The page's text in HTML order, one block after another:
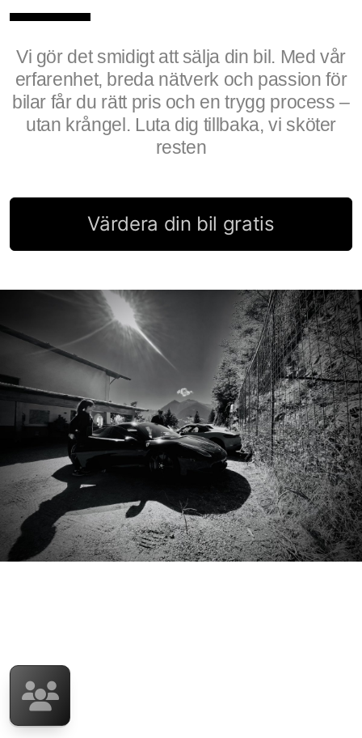
Vi gör det smidigt att sälja din bil. Med vår
erfarenhet, breda nätverk och passion för
bilar får du rätt pris och en trygg process –
utan krångel. Luta dig tillbaka, vi sköter
resten
Värdera din bil gratis